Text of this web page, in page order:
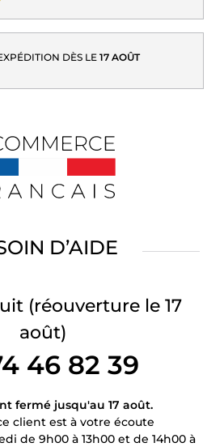
DÈS LE17 AOÛT
D’AIDE
(réouverture le 17
août)
46 82 39
fermé jusqu'au 17 août.
client est à votre écoute
de 9h00 à 13h00 et de 14h00 à